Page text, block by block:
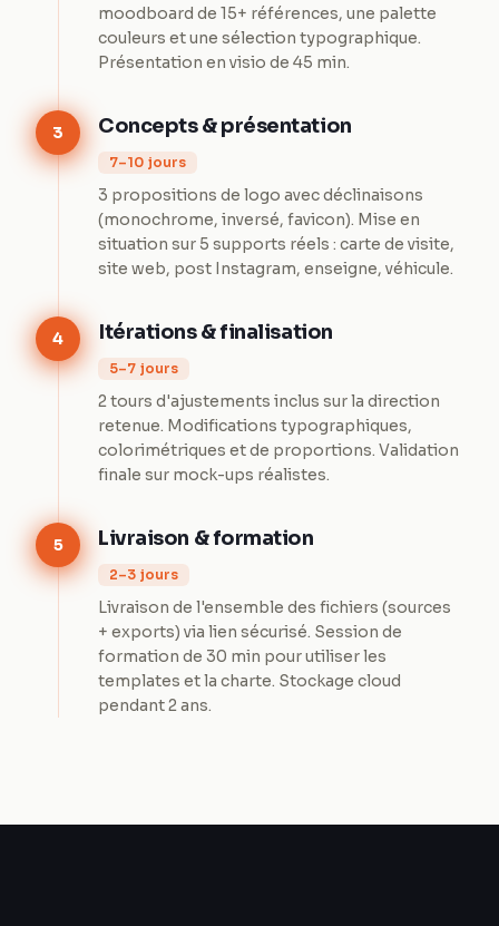
moodboard de 15+ références, une palette
couleurs et une sélection typographique.
Présentation en visio de 45 min.
3 Concepts & présentation
7–10 jours
3 propositions de logo avec déclinaisons
(monochrome, inversé, favicon). Mise en
situation sur 5 supports réels : carte de visite,
site web, post Instagram, enseigne, véhicule.
4 Itérations & finalisation
5–7 jours
2 tours d'ajustements inclus sur la direction
retenue. Modifications typographiques,
colorimétriques et de proportions. Validation
finale sur mock-ups réalistes.
5 Livraison & formation
2–3 jours
Livraison de l'ensemble des fichiers (sources
+ exports) via lien sécurisé. Session de
formation de 30 min pour utiliser les
templates et la charte. Stockage cloud
pendant 2 ans.